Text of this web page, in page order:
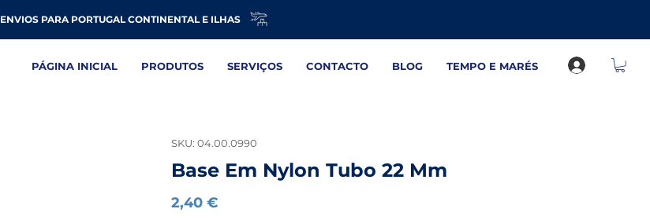
ENVIOS PARA PORTUGAL CONTINENTAL E ILHAS
PÁGINA INICIAL PRODUTOS SERVIÇOS CONTACTO BLOG TEMPO E MARÉS
SKU: 04.00.0990
Base Em Nylon Tubo 22 Mm
2,40 €